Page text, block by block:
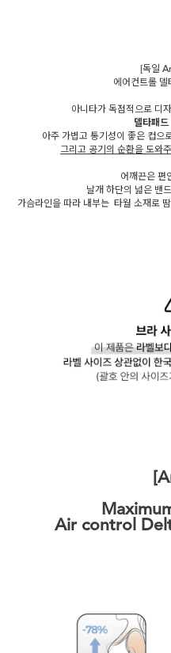
[독일
에어컨트롤 델
아니타가 독점적으로 디
델타패
아주 가볍고 통기성이 좋은 컵으
그리고 공기의 순환을 도와
어깨끈은 편
날개 하단의 넓은 밴
가슴라인을 따라 내부는 타월 소재로
Air control